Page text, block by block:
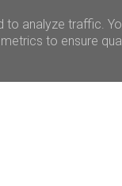
analyze traffic.
to ensure